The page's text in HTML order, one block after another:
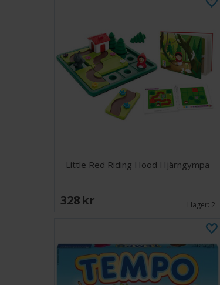
Little Red Riding Hood Hjärngympa
328 SEK I lager:2